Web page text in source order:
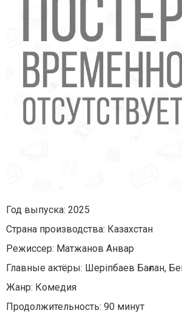
Год выпуска: 2025
Страна производства: Казахстан
Режиссер: Матжанов Анвар
Главные актёры: Шеріпбаев Бағлан,
Жанр: Комедия
Продолжительность: 90 минут